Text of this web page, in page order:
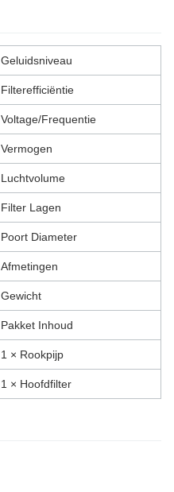
Geluidsniveau
Filterefficiëntie
Voltage/Frequentie
Vermogen
Luchtvolume
Filter Lagen
Poort Diameter
Afmetingen
Gewicht
Pakket Inhoud
1 × Rookpijp
1 × Hoofdfilter